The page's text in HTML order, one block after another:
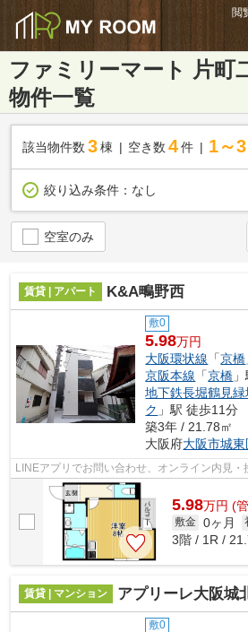
閲
ファミリーマート 片町
物件一覧
該当物件数 3棟 空き数 4 件 1～3
絞り込み条件： なし
空室のみ
賃貸 | アパート K&A鴫野西
敷0
5.98万円
大阪環状線 「京橋
京阪本線 「京橋
地下鉄長堀鶴見緑
ク 」駅 徒歩11分
築3年 / 21.78㎡
大阪府大阪市城
LINEアプリでお問い合わせ、オンライン内見・
5.98万円 (
敷金 0ヶ月
3階 / 1R /
賃貸 | マンション アプリーレ大阪城
敷0